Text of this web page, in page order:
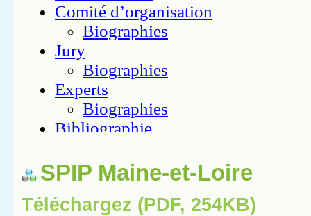
SPIP Maine-et-Loire
Téléchargez (PDF, 254KB)